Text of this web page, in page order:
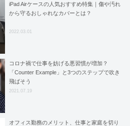
iPad Airケースの人気おすすめ特集｜傷や汚れ
から守るおしゃれなカバーとは？
2022.03.01
コロナ禍で仕事を妨げる悪習慣が増加？
「Counter Example」と3つのステップで吹き
飛ばそう
2021.07.19
オフィス勤務のメリット、仕事と家庭を切り